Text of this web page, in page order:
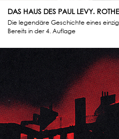
DAS HAUS DES PAUL LEVY.
Die legendäre Geschichte eines
Bereits in der 4. Auflage